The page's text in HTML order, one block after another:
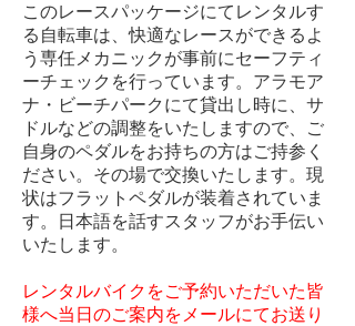
このレースパッケージにてレンタルす
る自転車は、快適なレースができるよ
う専任メカニックが事前にセーフティ
ーチェックを行っています。アラモア
ナ・ビーチパークにて貸出し時に、サ
ドルなどの調整をいたしますので、ご
自身のペダルをお持ちの方はご持参く
ださい。その場で交換いたします。現
状はフラットペダルが装着されていま
す。日本語を話すスタッフがお手伝い
いたします。
​​レンタルバイクをご予約いただいた皆
様へ当日のご案内をメールにてお送り